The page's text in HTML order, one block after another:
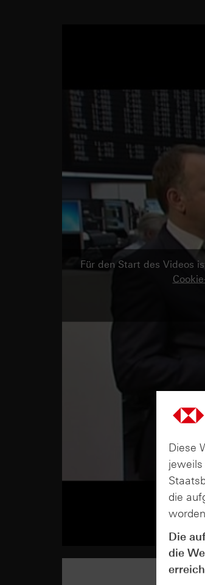
Für den Start des Videos
Diese
die
Die
die